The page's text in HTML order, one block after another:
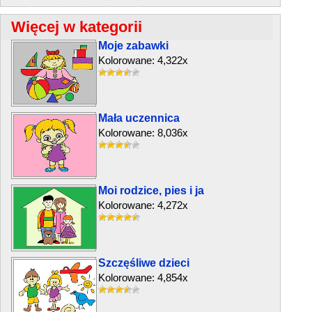
Więcej w kategorii
Moje zabawki
Kolorowane: 4,322x
Mała uczennica
Kolorowane: 8,036x
Moi rodzice, pies i ja
Kolorowane: 4,272x
Szczęśliwe dzieci
Kolorowane: 4,854x